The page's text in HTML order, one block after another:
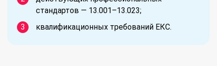
стандартов — 13.001–13.023;
квалификационных требований ЕКС.